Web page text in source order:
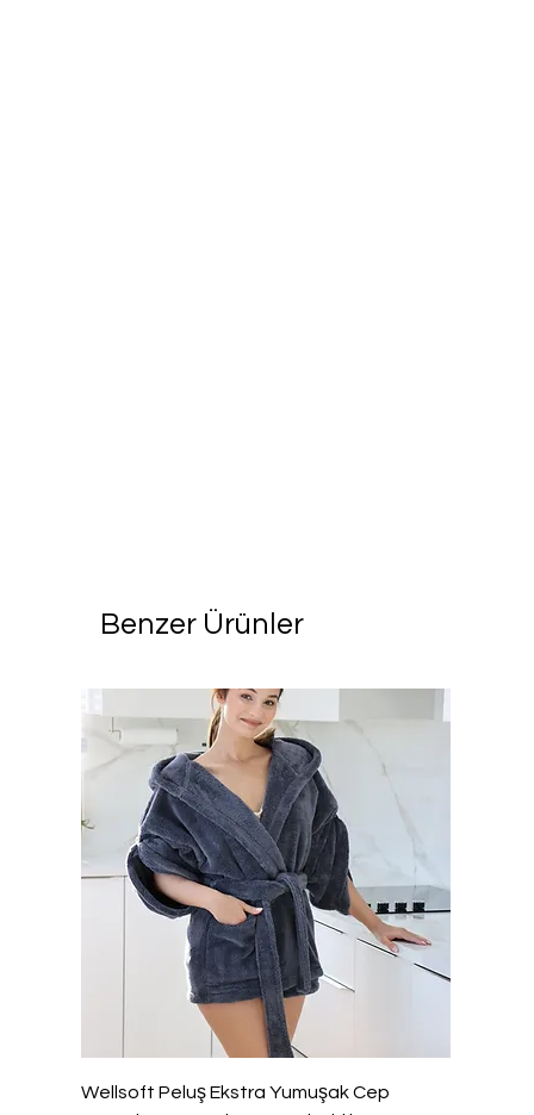
Benzer Ürünler
Wellsoft Peluş Ekstra Yumuşak Cep